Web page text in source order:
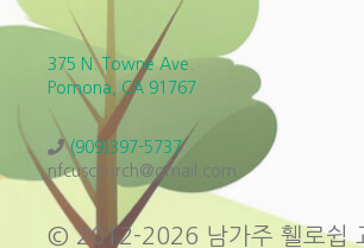
375 N. Towne Ave.
Pomona, CA 91767
(909)397-5737
nfcuschurch@gmail.com
© 2012-2026 남가주 휄로쉽